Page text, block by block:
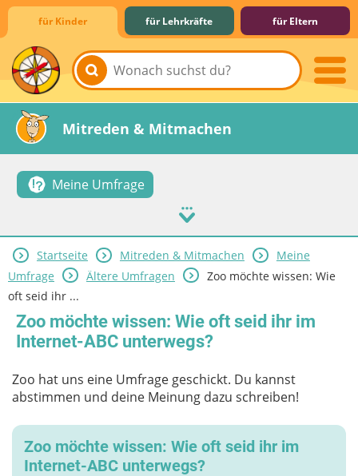
für Kinder für Lehrkräfte für Eltern
Lernen & Schule
Hobby & Freizeit
Spiel & Spaß
Mitreden & Mitmachen
Meine Umfrage
Startseite Mitreden & Mitmachen
Meine
Umfrage
Ältere Umfragen
Zoo möchte wissen: Wie
oft seid ihr ...
Zoo möchte wissen: Wie oft seid ihr im
Internet-ABC unterwegs?
Zoo hat uns eine Umfrage geschickt. Du kannst
abstimmen und deine Meinung dazu schreiben!
Zoo möchte wissen: Wie oft seid ihr im
Internet-ABC unterwegs?